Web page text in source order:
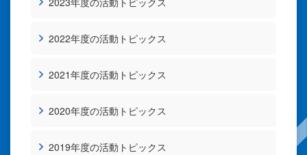
2022年度の活動トピックス
2021年度の活動トピックス
2020年度の活動トピックス
2019年度の活動トピックス